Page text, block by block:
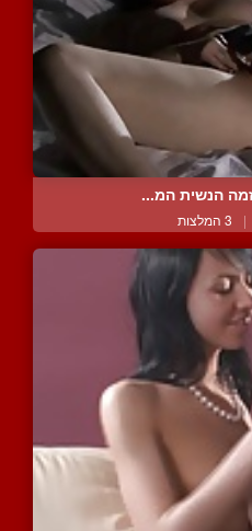
הנשית המ...
| 3 המלצות